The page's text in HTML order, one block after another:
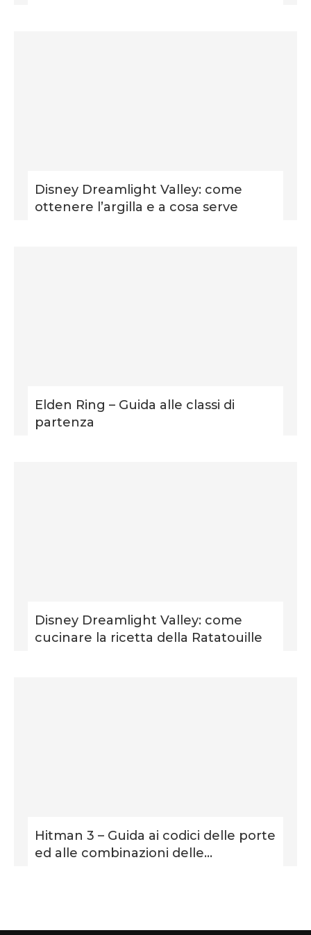
Disney Dreamlight Valley: come
ottenere l’argilla e a cosa serve
Elden Ring – Guida alle classi di
partenza
Disney Dreamlight Valley: come
cucinare la ricetta della Ratatouille
Hitman 3 – Guida ai codici delle porte
ed alle combinazioni delle...